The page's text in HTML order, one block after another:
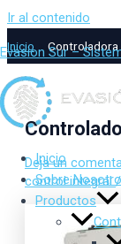
Ir al contenido
Evasion Sur –
Inicio
Sobre
Productos
Inicio Controladora
Deja un
control integral